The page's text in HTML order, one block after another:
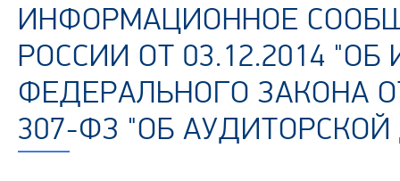
ИНФОРМАЦИОННОЕ
РОССИИ ОТ 03.12.2014
ФЕДЕРАЛЬНОГО ЗАКОНА
307-ФЗ "ОБ